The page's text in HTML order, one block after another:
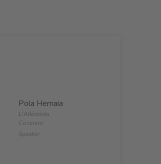
Pola Hemaia
L'Alkimista
Cocinero
Speaker